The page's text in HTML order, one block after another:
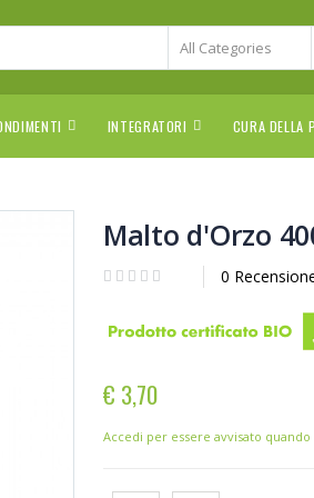
INTEGRATORI CURA DELLA
Malto d'Orzo
0
€ 3,70
Accedi per essere avvisato